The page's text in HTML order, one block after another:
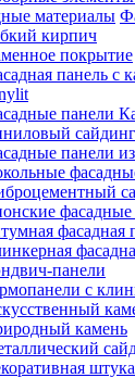
кирпич
покрытие
панель с
панели
сайдинг
панели
фасадные
фасадная
панели
с
камень